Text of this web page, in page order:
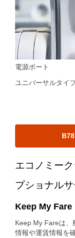
電源ポート
ユニバーサルタイ
エコノミー
プショナル
Keep My Fare
Keep My Fareは、
情報や運賃情報を